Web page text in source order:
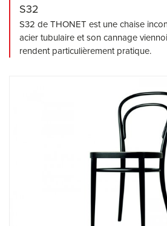
S32
S32 de THONET est une chaise
acier tubulaire et son cannage
rendent particulièrement pratique.